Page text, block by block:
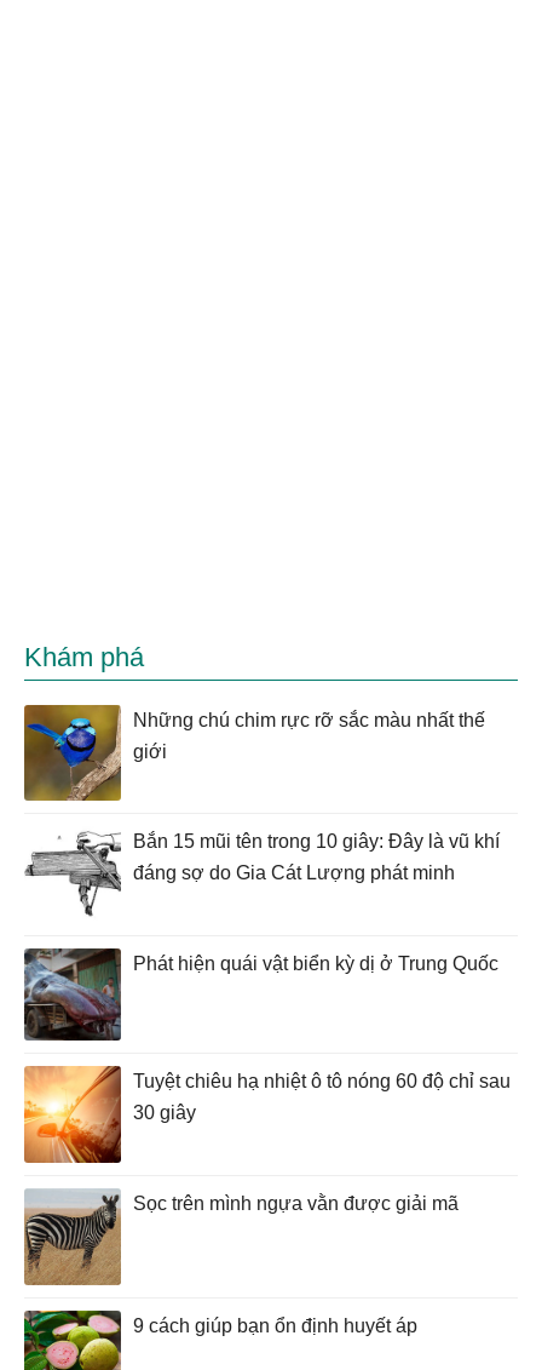
Khám phá
Những chú chim rực rỡ sắc màu nhất thế
giới
Bắn 15 mũi tên trong 10 giây: Đây là vũ khí
đáng sợ do Gia Cát Lượng phát minh
Phát hiện quái vật biển kỳ dị ở Trung Quốc
Tuyệt chiêu hạ nhiệt ô tô nóng 60 độ chỉ sau
30 giây
Sọc trên mình ngựa vằn được giải mã
9 cách giúp bạn ổn định huyết áp